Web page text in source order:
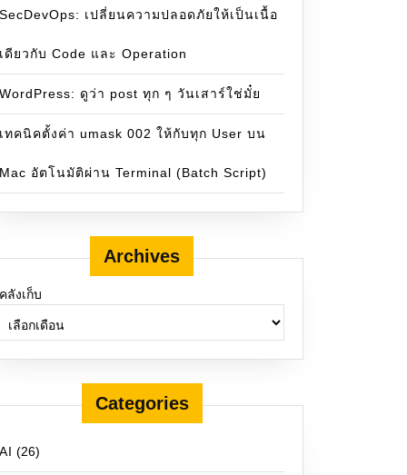
SecDevOps: เปลี่ยนความปลอดภัยให้เป็นเนื้อ
เดียวกับ Code และ Operation
WordPress: ดูว่า post ทุก ๆ วันเสาร์ใช่มั๋ย
เทคนิคตั้งค่า umask 002 ให้กับทุก User บน
Mac อัตโนมัติผ่าน Terminal (Batch Script)
Archives
คลังเก็บ
Categories
AI (26)